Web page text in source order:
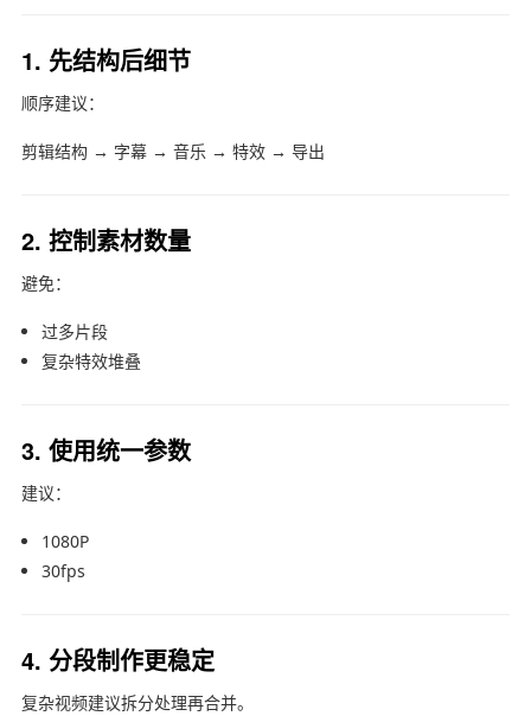
1. 先结构后细节
顺序建议：
剪辑结构 → 字幕 → 音乐 → 特效 → 导出
2. 控制素材数量
避免：
过多片段
复杂特效堆叠
3. 使用统一参数
建议：
1080P
30fps
4. 分段制作更稳定
复杂视频建议拆分处理再合并。